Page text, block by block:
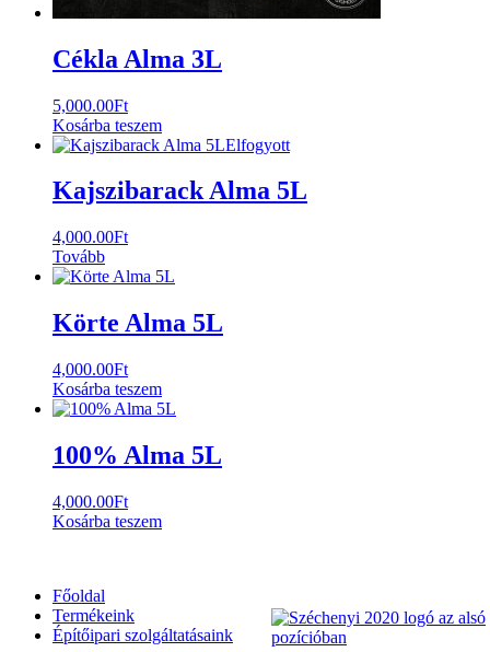
Cékla Alma 3L
5,000.00Ft
Kosárba teszem
Elfogyott
Kajszibarack Alma 5L
4,000.00Ft
Tovább
Körte Alma 5L
4,000.00Ft
Kosárba teszem
100% Alma 5L
4,000.00Ft
Kosárba teszem
Főoldal
Termékeink
Építőipari szolgáltatásaink